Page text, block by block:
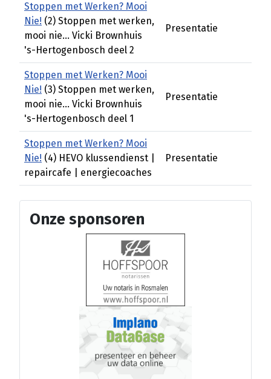
Stoppen met Werken? Mooi
Nie! (2) Stoppen met werken,
mooi nie... Vicki Brownhuis
's-Hertogenbosch deel 2
Presentatie
Stoppen met Werken? Mooi
Nie! (3) Stoppen met werken,
mooi nie... Vicki Brownhuis
's-Hertogenbosch deel 1
Presentatie
Stoppen met Werken? Mooi
Nie! (4) HEVO klussendienst |
repaircafe | energiecoaches
Presentatie
Onze sponsoren